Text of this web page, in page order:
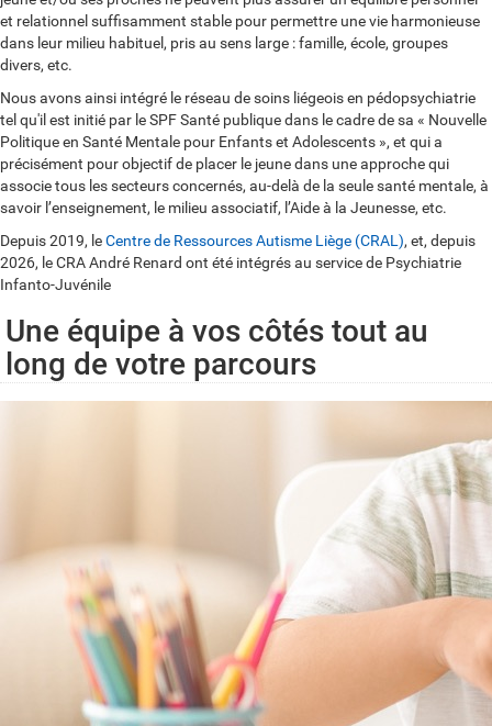
et relationnel suffisamment stable pour permettre une vie harmonieuse
dans leur milieu habituel, pris au sens large : famille, école, groupes
divers, etc.
Nous avons ainsi intégré le réseau de soins liégeois en pédopsychiatrie
tel qu'il est initié par le SPF Santé publique dans le cadre de sa « Nouvelle
Politique en Santé Mentale pour Enfants et Adolescents », et qui a
précisément pour objectif de placer le jeune dans une approche qui
associe tous les secteurs concernés, au-delà de la seule santé mentale, à
savoir l’enseignement, le milieu associatif, l’Aide à la Jeunesse, etc.
Depuis 2019, leCentre de Ressources Autisme Liège (CRAL), et, depuis
2026, le CRA André Renard ont été intégrés au service de Psychiatrie
Infanto-Juvénile
Une équipe à vos côtés tout au
long de votre parcours